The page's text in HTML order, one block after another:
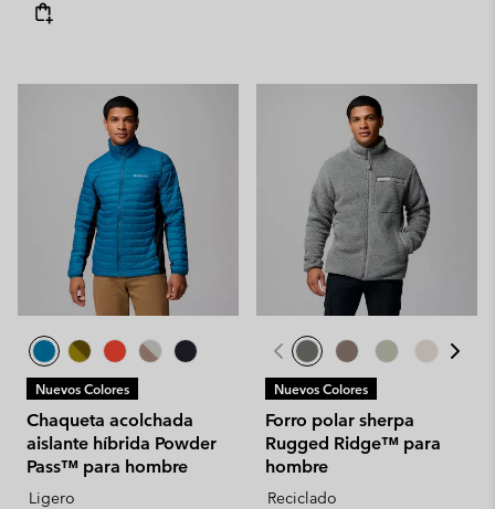
Nuevos Colores
Chaqueta acolchada
aislante híbrida Powder
Pass™ para hombre
Ligero
Nuevos Colores
Forro polar sherpa
Rugged Ridge™ para
hombre
Reciclado